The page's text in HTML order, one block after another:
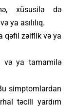
xüsusilə də
ya asılılıq.
qəfil zəiflik və ya
və ya tamamilə
simptomlardan
təcili yardım